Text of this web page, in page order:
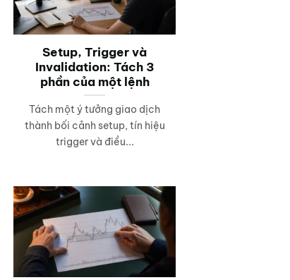
Setup, Trigger và
Invalidation: Tách 3
phần của một lệnh
Tách một ý tưởng giao dịch
thành bối cảnh setup, tín hiệu
trigger và điều...